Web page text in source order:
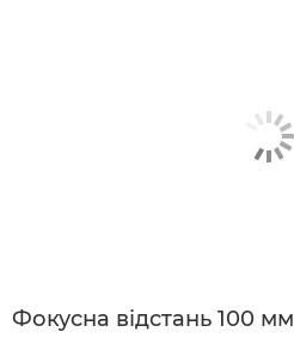
Фокусна відстань 100 мм